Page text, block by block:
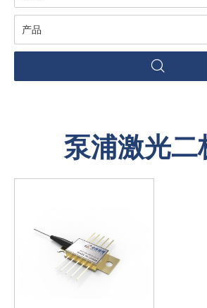
产品
泵浦激光二